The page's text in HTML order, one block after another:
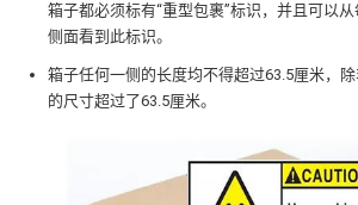
箱子都必须标有“重型包裹”标识，并且可以
侧面看到此标识。
箱子任何一侧的长度均不得超过63.5厘米，
的尺寸超过了63.5厘米。